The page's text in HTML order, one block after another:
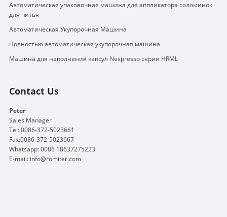
Автоматическая упаковочная машина для аппликатора соломинок
для питья
Автоматическая Укупорочная Машина
Полностью автоматическая укупорочная машина
Машина для наполнения капсул Nespresso серии HRML
Contact Us
Peter
Sales Manager
Tel: 0086-372-5023661
Fax:0086-372-5023667
Whatsapp: 0086 18637275223
E-mail: info@romiter.com